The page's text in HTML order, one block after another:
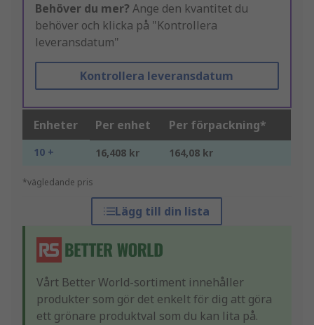
Behöver du mer? Ange den kvantitet du
behöver och klicka på "Kontrollera
leveransdatum"
Kontrollera leveransdatum
Enheter Per enhet Per förpackning*
10 + 16,408 kr 164,08 kr
*vägledande pris
Lägg till din lista
Vårt Better World-sortiment innehåller
produkter som gör det enkelt för dig att göra
ett grönare produktval som du kan lita på.